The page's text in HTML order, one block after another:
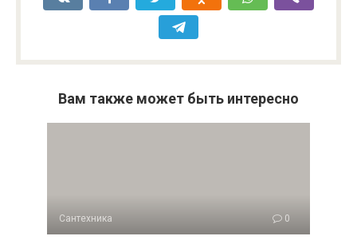
Вам также может быть интересно
Сантехника 0